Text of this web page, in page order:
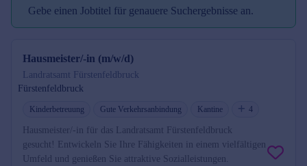
Gebe einen Jobtitel für genauere Suchergebnisse an.
Hausmeister/-in (m/w/d)
Landratsamt Fürstenfeldbruck
Fürstenfeldbruck
Kinderbetreuung Gute Verkehrsanbindung Kantine 4
Hausmeister/-in für das Landratsamt Fürstenfeldbruck
gesucht! Entwickeln Sie Ihre Fähigkeiten in einem vielfältigen
Umfeld und genießen Sie attraktive Sozialleistungen.